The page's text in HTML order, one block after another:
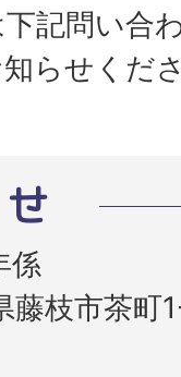
記問い合
らせくだ
係
枝市茶町